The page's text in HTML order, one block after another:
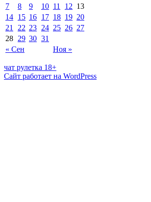
« Сен Ноя »
7
8 9 10 11 12 13
14 15 16 17 18 19 20
21
22 23 24 25 26 27
28 29 30 31
чат рулетка 18+
Сайт работает на WordPress